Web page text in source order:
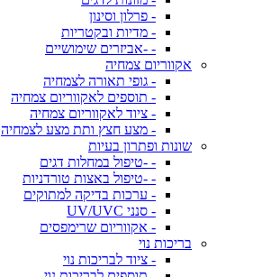
- פרלון וסינון
- מדיות ובקטריות
- -אביזרים שימושיים
אקווריום צמחיה
- גופי תאורה לצמחיה
- תוספים לאקווריום צמחיה
- ציוד לאקווריום צמחיה
- מצע חצץ ותת מצע לצמחיה
שונות ופתרון בעיות
- -טיפול במחלות דגים
- -טיפול באצות טורדניות
- ערכות בדיקה למתוקים
- סנני UV/UVC
- אקווריום שרימפסים
בריכות נוי
- ציוד לבריכות נוי